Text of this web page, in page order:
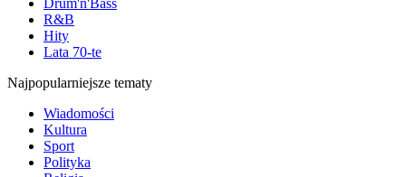
Drum'n'Bass
R&B
Hity
Lata 70-te
Najpopularniejsze tematy
Wiadomości
Kultura
Sport
Polityka